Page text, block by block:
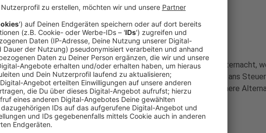
Anzeige
Diese Warnung gilt das ganze Jahr – besonders aber in der Silvesternacht,
Menschen mit Alkohol feiern: Wer getrunken hat, sollte sich nicht ans
Rheinbahn bringt sich, wie schon an den Weihnachtstagen, als sichere
Anzeige